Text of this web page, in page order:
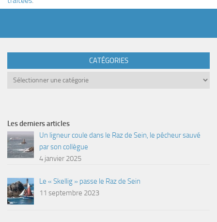
CATÉGORIES
Catégories
Les derniers articles
Un ligneur coule dans le Raz de Sein, le pêcheur sauvé
par son collègue
4 janvier 2025
Le « Skellig » passe le Raz de Sein
11 septembre 2023